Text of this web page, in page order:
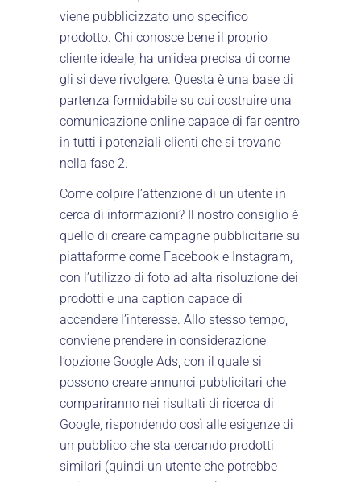
viene pubblicizzato uno specifico
prodotto. Chi conosce bene il proprio
cliente ideale, ha un’idea precisa di come
gli si deve rivolgere. Questa è una base di
partenza formidabile su cui costruire una
comunicazione online capace di far centro
in tutti i potenziali clienti che si trovano
nella fase 2.
Come colpire l’attenzione di un utente in
cerca di informazioni? Il nostro consiglio è
quello di creare campagne pubblicitarie su
piattaforme come Facebook e Instagram,
con l’utilizzo di foto ad alta risoluzione dei
prodotti e una caption capace di
accendere l’interesse. Allo stesso tempo,
conviene prendere in considerazione
l’opzione Google Ads, con il quale si
possono creare annunci pubblicitari che
compariranno nei risultati di ricerca di
Google, rispondendo così alle esigenze di
un pubblico che sta cercando prodotti
similari (quindi un utente che potrebbe